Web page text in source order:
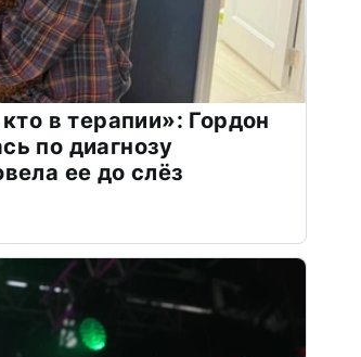
в терапии»: Гордон
по диагнозу
ее до слёз